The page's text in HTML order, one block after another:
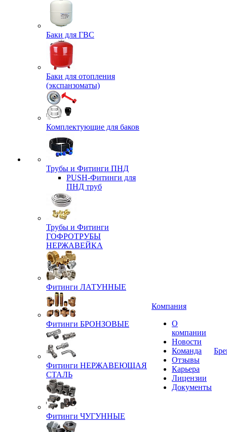
Баки для ГВС
Баки для отопления
(экспанзоматы)
Комплектующие для баков
Трубы и Фитинги ПНД
PUSH-Фитинги для
ПНД труб
Трубы и Фитинги
ГОФРОТРУБЫ
НЕРЖАВЕЙКА
Фитинги ЛАТУННЫЕ
Фитинги БРОНЗОВЫЕ
Фитинги НЕРЖАВЕЮЩАЯ
СТАЛЬ
Фитинги ЧУГУННЫЕ
Компания
О
компании
Новости
Команда
Отзывы
Карьера
Лицензии
Документы